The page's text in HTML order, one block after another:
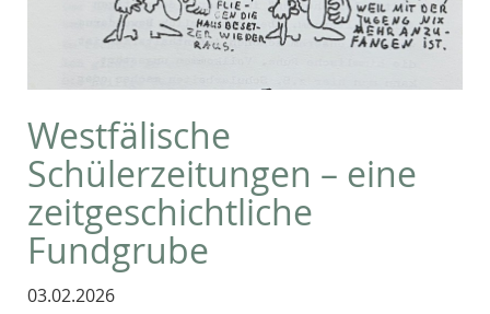
Westfälische
Schülerzeitungen – eine
zeitgeschichtliche
Fundgrube
03.02.2026